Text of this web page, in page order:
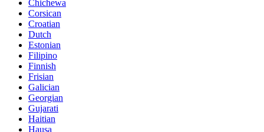
Chichewa
Corsican
Croatian
Dutch
Estonian
Filipino
Finnish
Frisian
Galician
Georgian
Gujarati
Haitian
Hausa